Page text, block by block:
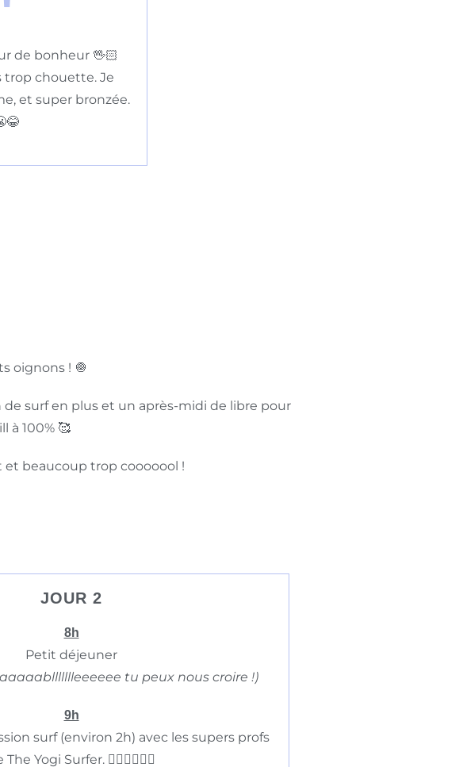
de bonheur 🖖🏻
trop chouette. Je
et super bronzée.
oignons ! 🧅
surf en plus et un après-midi de libre pour
à 100% 🥰
et beaucoup trop cooooool !
JOUR 2
8h
Petit déjeuner
tu peux nous croire !)
9h
surf (environ 2h) avec les supers profs
The Yogi Surfer. 🏄🏼‍♀️🏄🏻‍♂️